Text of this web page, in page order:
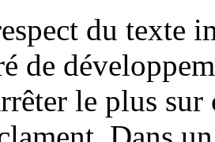
du texte
de
le plus